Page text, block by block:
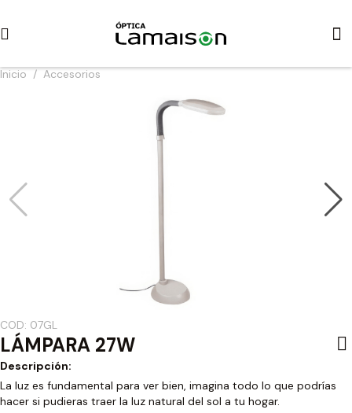
Inicio / Accesorios
COD: 07GL
LÁMPARA 27W
Descripción:
La luz es fundamental para ver bien, imagina todo lo que podrías
hacer si pudieras traer la luz natural del sol a tu hogar.